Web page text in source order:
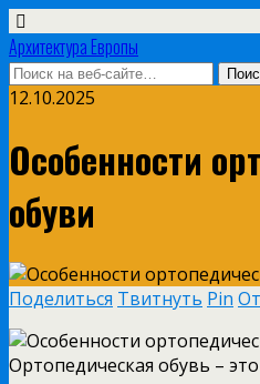
Архитектура Европы
12.10.2025
Особенности
обуви
Поделиться Твитнуть Pin
Ортопедическая обувь –